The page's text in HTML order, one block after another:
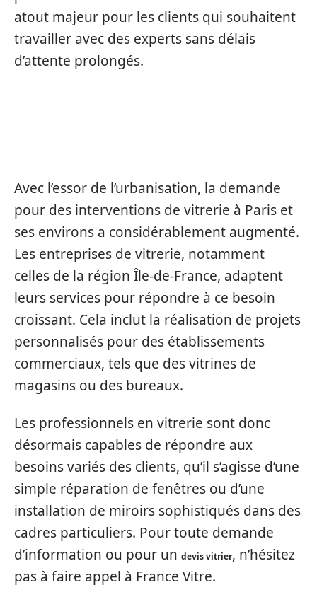
atout majeur pour les clients qui souhaitent
travailler avec des experts sans délais
d’attente prolongés.
Avec l’essor de l’urbanisation, la demande
pour des interventions de vitrerie à Paris et
ses environs a considérablement augmenté.
Les entreprises de vitrerie, notamment
celles de la région Île-de-France, adaptent
leurs services pour répondre à ce besoin
croissant. Cela inclut la réalisation de projets
personnalisés pour des établissements
commerciaux, tels que des vitrines de
magasins ou des bureaux.
Les professionnels en vitrerie sont donc
désormais capables de répondre aux
besoins variés des clients, qu’il s’agisse d’une
simple réparation de fenêtres ou d’une
installation de miroirs sophistiqués dans des
cadres particuliers. Pour toute demande
d’information ou pour un devis vitrier, n’hésitez
pas à faire appel à France Vitre.